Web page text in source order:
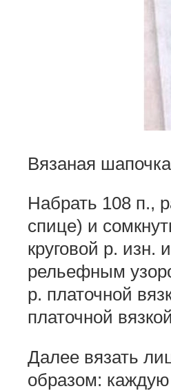
Вязаная
Набрать 108 п.,
спице) и
круговой р. изн.
рельефным
р. платочной
платочной
Далее вязать
образом: